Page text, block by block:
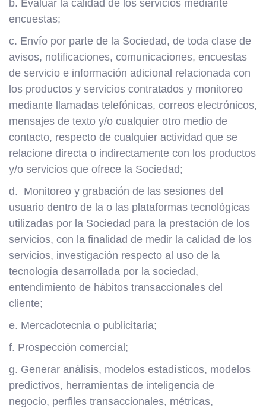
b. Evaluar la calidad de los servicios mediante
encuestas;
c. Envío por parte de la Sociedad, de toda clase de
avisos, notificaciones, comunicaciones, encuestas
de servicio e información adicional relacionada con
los productos y servicios contratados y monitoreo
mediante llamadas telefónicas, correos electrónicos,
mensajes de texto y/o cualquier otro medio de
contacto, respecto de cualquier actividad que se
relacione directa o indirectamente con los productos
y/o servicios que ofrece la Sociedad;
d. Monitoreo y grabación de las sesiones del
usuario dentro de la o las plataformas tecnológicas
utilizadas por la Sociedad para la prestación de los
servicios, con la finalidad de medir la calidad de los
servicios, investigación respecto al uso de la
tecnología desarrollada por la sociedad,
entendimiento de hábitos transaccionales del
cliente;
e. Mercadotecnia o publicitaria;
f. Prospección comercial;
g. Generar análisis, modelos estadísticos, modelos
predictivos, herramientas de inteligencia de
negocio, perfiles transaccionales, métricas,